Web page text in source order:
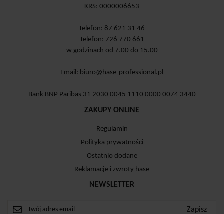
KRS: 0000006653
Telefon: 87 621 31 46
Telefon: 726 770 661
w godzinach od 7.00 do 15.00
Email: biuro@hase-professional.pl
Bank BNP Paribas 31 2030 0045 1110 0000 0074 3440
ZAKUPY ONLINE
Regulamin
Polityka prywatności
Ostatnio dodane
Reklamacje i zwroty hase
NEWSLETTER